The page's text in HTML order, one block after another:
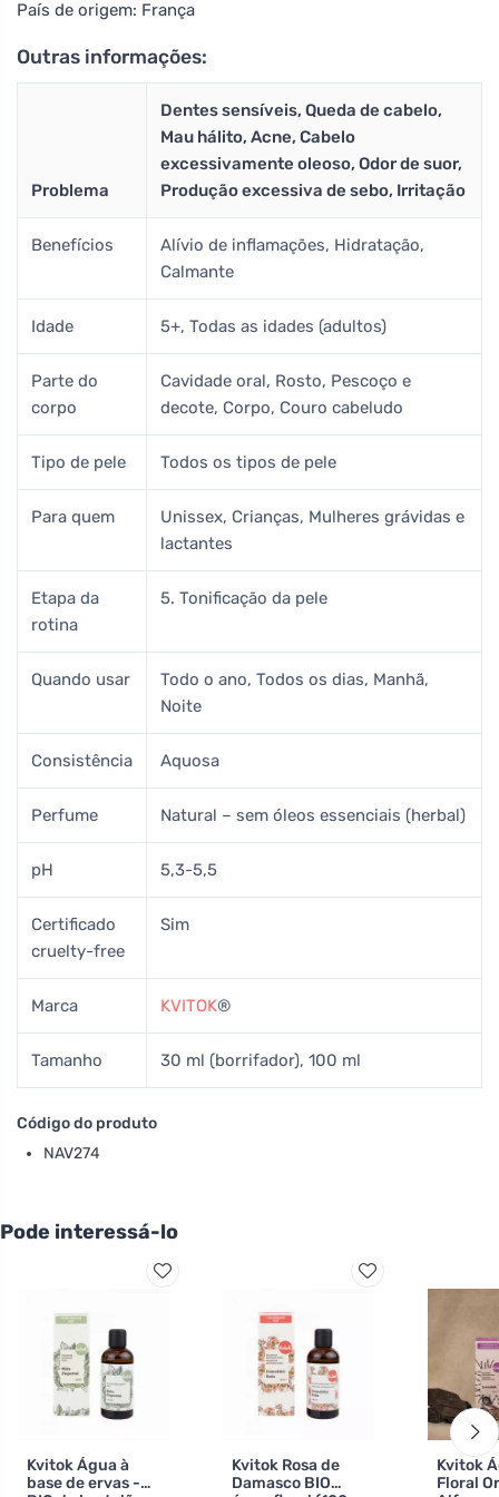
País de origem: França
Outras informações:
Problema
Dentes sensíveis, Queda de cabelo,
Mau hálito, Acne, Cabelo
excessivamente oleoso, Odor de suor,
Produção excessiva de sebo, Irritação
Benefícios
Alívio de inflamações, Hidratação,
Calmante
Idade 5+, Todas as idades (adultos)
Parte do
corpo
Cavidade oral, Rosto, Pescoço e
decote, Corpo, Couro cabeludo
Tipo de pele Todos os tipos de pele
Para quem
Unissex, Crianças, Mulheres grávidas e
lactantes
Etapa da
rotina
5. Tonificação da pele
Quando usar
Todo o ano, Todos os dias, Manhã,
Noite
Consistência Aquosa
Perfume Natural – sem óleos essenciais (herbal)
pH 5,3-5,5
Certificado
cruelty-free
Sim
Marca KVITOK®
Tamanho 30 ml (borrifador), 100 ml
Código do produto
NAV274
Pode interessá-lo
Kvitok Água à
base de ervas -
Kvitok Rosa de
Damasco BIO
Kvitok
Floral